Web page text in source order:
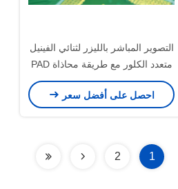
التصوير المباشر بالليزر لثنائي الفينيل
متعدد الكلور مع طريقة محاذاة PAD
(القطر 0.5 ~ 3.0 مم) وعملية قناع
اللحام
احصل على أفضل سعر
1
2